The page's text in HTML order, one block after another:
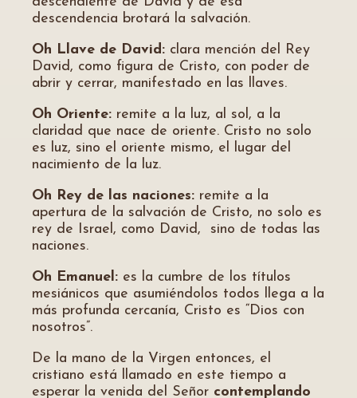
descendencia brotará la salvación.
Oh Llave de David: clara mención del Rey
David, como figura de Cristo, con poder de
abrir y cerrar, manifestado en las llaves.
Oh Oriente: remite a la luz, al sol, a la
claridad que nace de oriente. Cristo no solo
es luz, sino el oriente mismo, el lugar del
nacimiento de la luz.
Oh Rey de las naciones: remite a la
apertura de la salvación de Cristo, no solo es
rey de Israel, como David, sino de todas las
naciones.
Oh Emanuel: es la cumbre de los títulos
mesiánicos que asumiéndolos todos llega a la
más profunda cercanía, Cristo es “Dios con
nosotros”.
De la mano de la Virgen entonces, el
cristiano está llamado en este tiempo a
esperar la venida del Señor contemplando